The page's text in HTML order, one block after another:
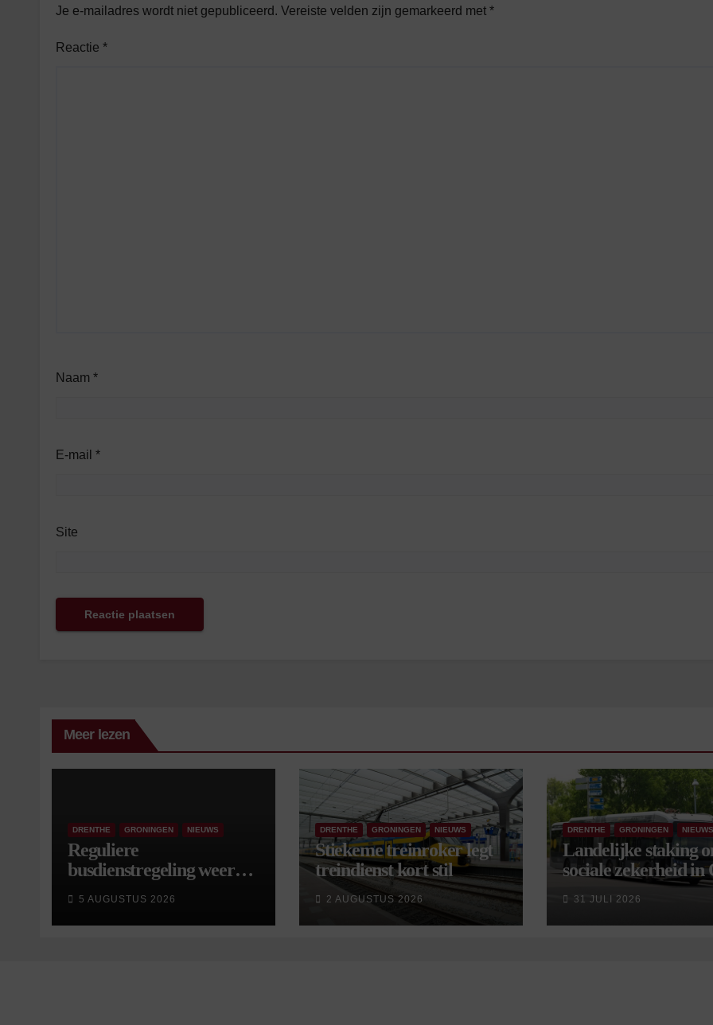
Je e-mailadres wordt niet gepubliceerd. Vereiste velden zijn gemarkeerd met *
Reactie *
Naam *
E-mail *
Site
Meer lezen
DRENTHE GRONINGEN NIEUWS
Reguliere
busdienstregeling weer
wijzigingen
5 AUGUSTUS 2026
DRENTHE GRONINGEN NIEUWS
Stiekeme treinroker legt
treindienst kort stil
2 AUGUSTUS 2026
DRENTHE GRONINGEN NIEUWS
Landelijke staking
sociale zekerheid in
aangekondigd voor 9
september
31 JULI 2026